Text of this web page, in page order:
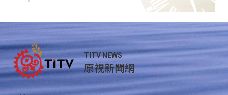
TITV NEWS
原視新聞網